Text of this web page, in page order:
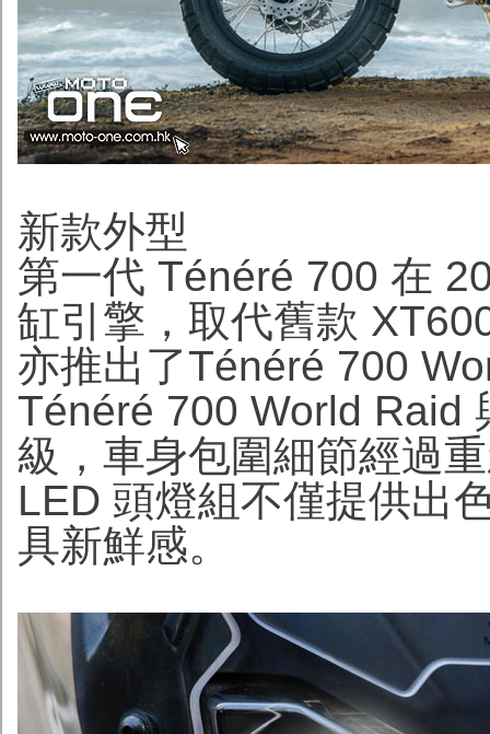
新款外型
第一代 Ténéré 700 在
缸引擎，取代舊款
亦推出了Ténéré 700
Ténéré 700 World Raid
級，車身包圍細節經過
LED 頭燈組不僅提供出
具新鮮感。